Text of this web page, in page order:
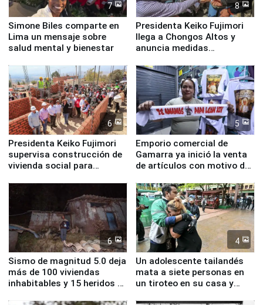
7
Simone Biles comparte en
Lima un mensaje sobre
salud mental y bienestar
8
Presidenta Keiko Fujimori
llega a Chongos Altos y
anuncia medidas
educación, salud y empleo
6
Presidenta Keiko Fujimori
supervisa construcción de
vivienda social para
5
Emporio comercial de
Gamarra ya inició la venta
de artículos con motivo de
6
Sismo de magnitud 5.0 deja
más de 100 viviendas
inhabitables y 15 heridos en
4
Un adolescente tailandés
mata a siete personas en
un tiroteo en su casa y